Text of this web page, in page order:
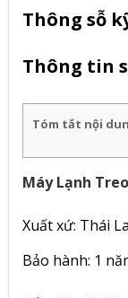
Thông sỗ
Thông tin
Tóm tắt nội
Máy Lạnh
Xuất xứ: Thái
Bảo hành: 1